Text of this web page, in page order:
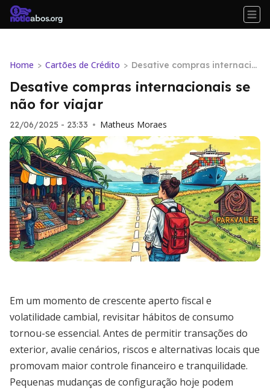
Home > Cartões de Crédito > Desative compras internacio
nais se não for viajar
Desative compras internacionais se
não for viajar
22/06/2025 - 23:33 • Matheus Moraes
Em um momento de crescente aperto fiscal e
volatilidade cambial, revisitar hábitos de consumo
tornou-se essencial. Antes de permitir transações do
exterior, avalie cenários, riscos e alternativas locais que
promovam maior controle financeiro e tranquilidade.
Pequenas mudanças de configuração hoje podem